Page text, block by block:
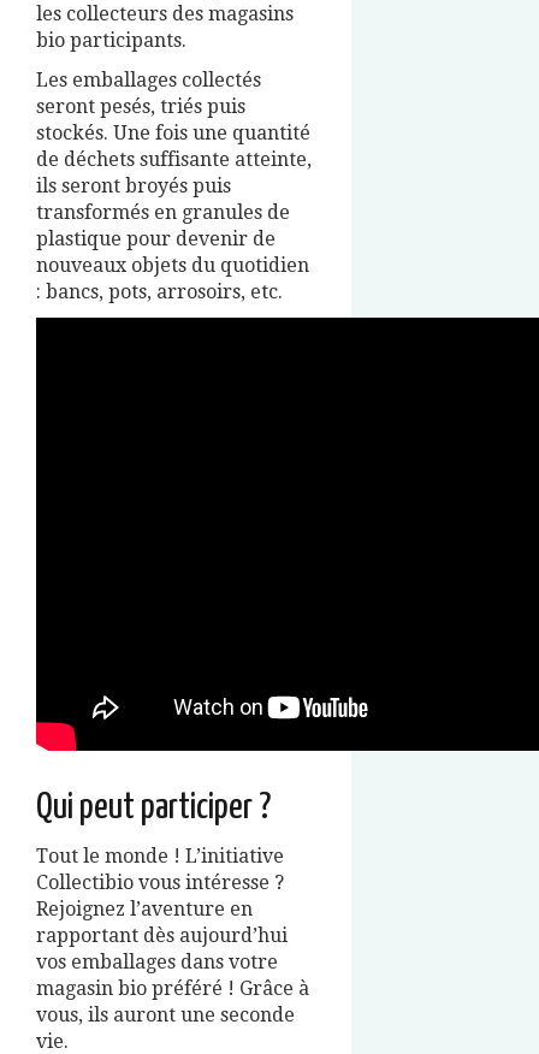
les collecteurs des magasins
bio participants.
Les emballages collectés
seront pesés, triés puis
stockés. Une fois une quantité
de déchets suffisante atteinte,
ils seront broyés puis
transformés en granules de
plastique pour devenir de
nouveaux objets du quotidien
: bancs, pots, arrosoirs, etc.
Qui peut participer ?
Tout le monde ! L’initiative
Collectibio vous intéresse ?
Rejoignez l’aventure en
rapportant dès aujourd’hui
vos emballages dans votre
magasin bio préféré ! Grâce à
vous, ils auront une seconde
vie.